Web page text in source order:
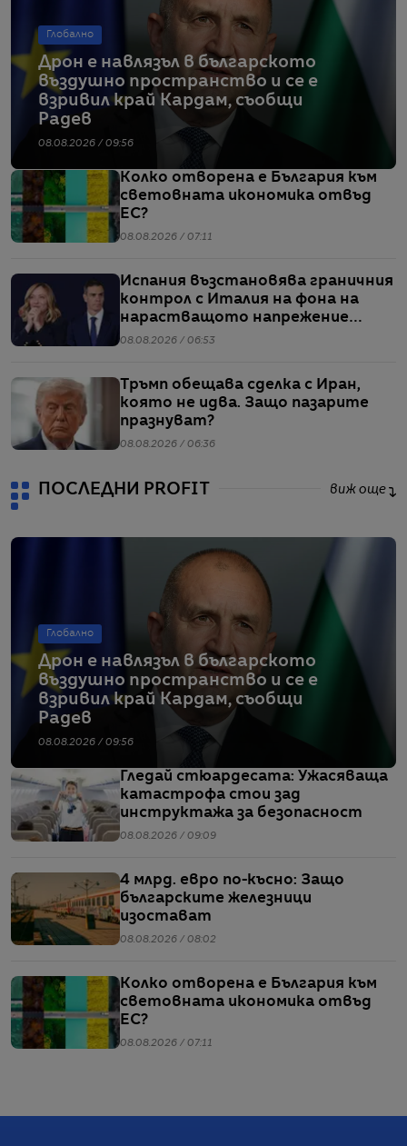
Глобално
Дрон е навлязъл в българското
въздушно пространство и се е
взривил край Кардам, съобщи
Радев
08.08.2026 / 09:56
Колко отворена е България към
световната икономика отвъд
ЕС?
08.08.2026 / 07:11
Испания възстановява граничния
контрол с Италия на фона на
нарастващото напрежение
заради мигрантите
08.08.2026 / 06:53
Тръмп обещава сделка с Иран,
която не идва. Защо пазарите
празнуват?
08.08.2026 / 06:36
ПОСЛЕДНИ PROFIT виж още
Глобално
Дрон е навлязъл в българското
въздушно пространство и се е
взривил край Кардам, съобщи
Радев
08.08.2026 / 09:56
Гледай стюардесата: Ужасяваща
катастрофа стои зад
инструктажа за безопасност
08.08.2026 / 09:09
4 млрд. евро по-късно: Защо
българските железници
изостават
08.08.2026 / 08:02
Колко отворена е България към
световната икономика отвъд
ЕС?
08.08.2026 / 07:11